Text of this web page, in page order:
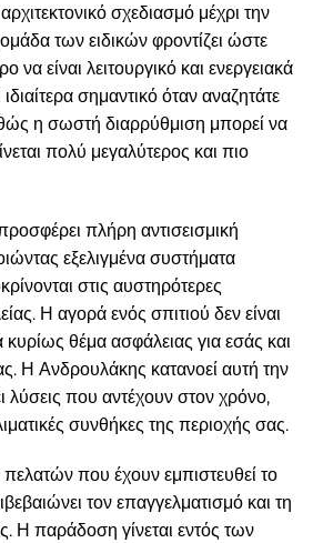
σχεδιασμό μέχρι την
των ειδικών φροντίζει ώστε
να είναι λειτουργικό και ενεργειακά
σημαντικό όταν αναζητάτε
η σωστή διαρρύθμιση μπορεί να
πολύ μεγαλύτερος και πιο
πλήρη αντισεισμική
εξελιγμένα συστήματα
στις αυστηρότερες
Η αγορά ενός σπιτιού δεν είναι
κυρίως θέμα ασφάλειας για εσάς και
Η Ανδρουλάκης κατανοεί αυτή την
λύσεις που αντέχουν στον χρόνο,
συνθήκες της περιοχής σας.
πελατών που έχουν εμπιστευθεί το
τον επαγγελματισμό και τη
Η παράδοση γίνεται εντός των